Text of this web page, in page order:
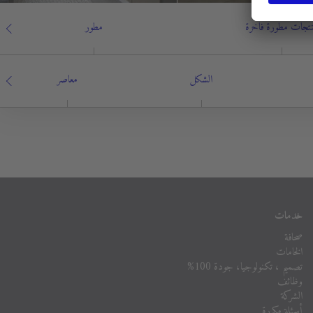
مطورة فاخرة مطور
الشكل معاصر
خدمات
صحافة
الخامات
تصميم ، تكنولوجيا، جودة 100%
وظائف
الشركة